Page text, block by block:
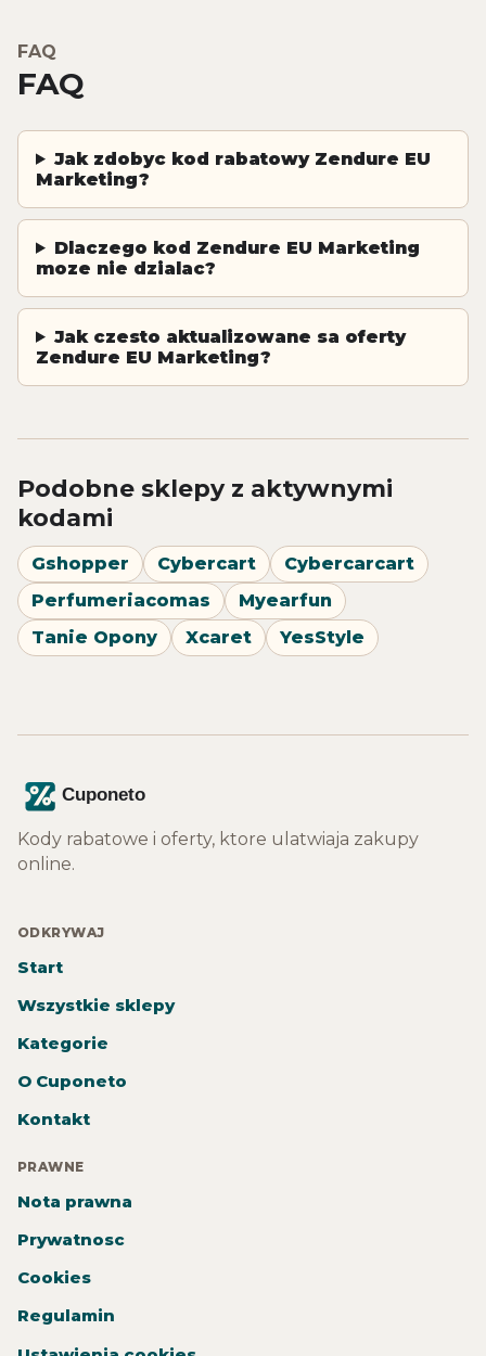
FAQ
FAQ
Jak zdobyc kod rabatowy Zendure EU
Marketing?
Dlaczego kod Zendure EU Marketing
moze nie dzialac?
Jak czesto aktualizowane sa oferty
Zendure EU Marketing?
Podobne sklepy z aktywnymi
kodami
Gshopper Cybercart
Cybercarcart
Perfumeriacomas
Myearfun
Tanie Opony
Xcaret YesStyle
Kody rabatowe i oferty, ktore ulatwiaja zakupy
online.
ODKRYWAJ
Start
Wszystkie sklepy
Kategorie
O Cuponeto
Kontakt
PRAWNE
Nota prawna
Prywatnosc
Cookies
Regulamin